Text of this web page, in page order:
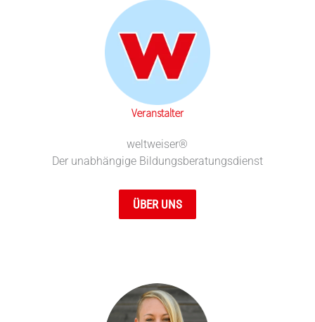
Veranstalter
weltweiser®
Der unabhängige Bildungsberatungsdienst
ÜBER UNS